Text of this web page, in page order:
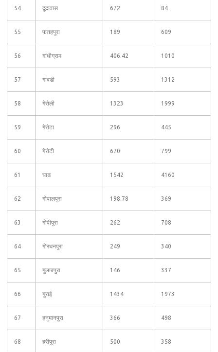
54 दूदावास 672 84
55 फतहपुरा 189 609
56 गांधीग्राम 406.42 1010
57 गांवडी 593 1312
58 गेरोली 1323 1999
59 गेरोटा 296 445
60 गेरोटी 670 799
61 घाड 1542 4160
62 गोपालपुरा 198.78 369
63 गोपीपुरा 262 708
64 गोरधनपुरा 249 340
65 गुलाबपुरा 146 337
66 गुराई 1434 1973
67 हनुमानपुरा 366 498
68 हरीपुरा 500 358